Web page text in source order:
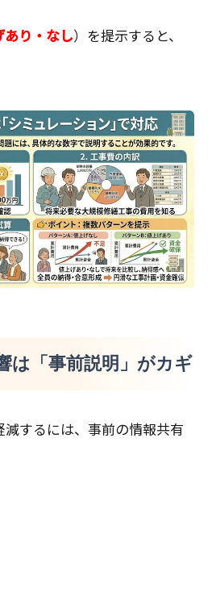
あり・なし）を提示すると、
は「事前説明」がカギ
するには、事前の情報共有